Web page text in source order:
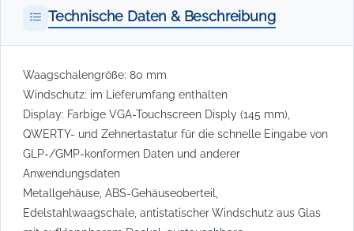
Technische Daten & Beschreibung
Waagschalengröße: 80 mm
Windschutz: im Lieferumfang enthalten
Display: Farbige VGA-Touchscreen Disply (145 mm),
QWERTY- und Zehnertastatur für die schnelle Eingabe von
GLP-/GMP-konformen Daten und anderer
Anwendungsdaten
Metallgehäuse, ABS-Gehäuseoberteil,
Edelstahlwaagschale, antistatischer Windschutz aus Glas